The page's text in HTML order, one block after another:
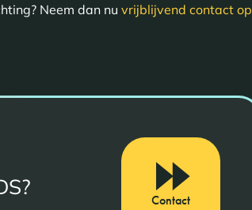
Neem dan nu vrijblijvend contact op
Contact